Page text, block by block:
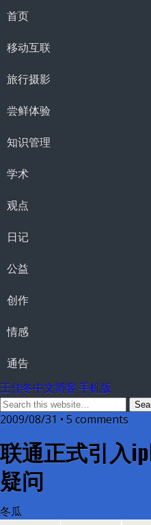
首页
移动互联
旅行摄影
尝鲜体验
知识管理
学术
观点
日记
公益
创作
情感
通告
王佳冬中文博客 手机版
2009/08/31 • 5 comments
联通正式引入
疑问
冬瓜